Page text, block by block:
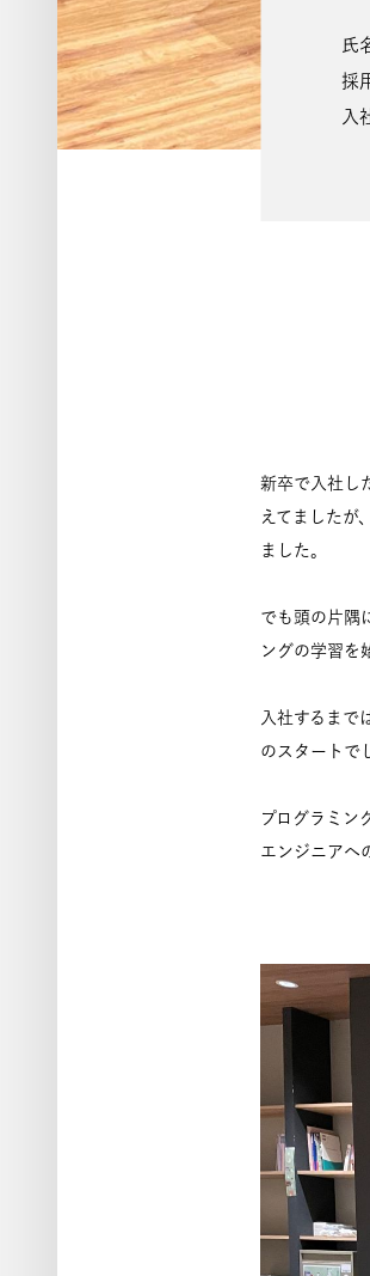
氏
採
入
新卒で入社し
えてましたが
ました。
でも頭の片隅
ングの学習を
入社するまで
のスタートで
プログラミン
エンジニアへ